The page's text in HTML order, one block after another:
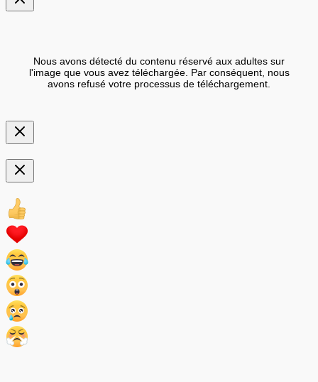
Nous avons détecté du contenu réservé aux adultes sur
l'image que vous avez téléchargée. Par conséquent, nous
avons refusé votre processus de téléchargement.